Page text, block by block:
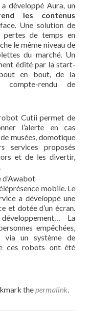
développé Aura, un
les contenus
Une solution de
de temps en
le même niveau de
du marché. Un
édité par la start-
en bout, de la
compte-rendu de
Cutii permet de
l’alerte en cas
musées, domotique
services proposés
et de les divertir,
d’Awabot
mobile. Le
a développé une
et dotée d’un écran.
La
empêchées,
via un système de
ces robots ont été
thepermalink.